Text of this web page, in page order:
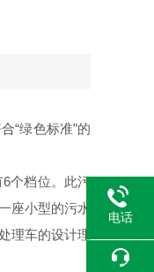
“绿色标准”的
个档位。此污
座小型的污水
理车的设计理
电话